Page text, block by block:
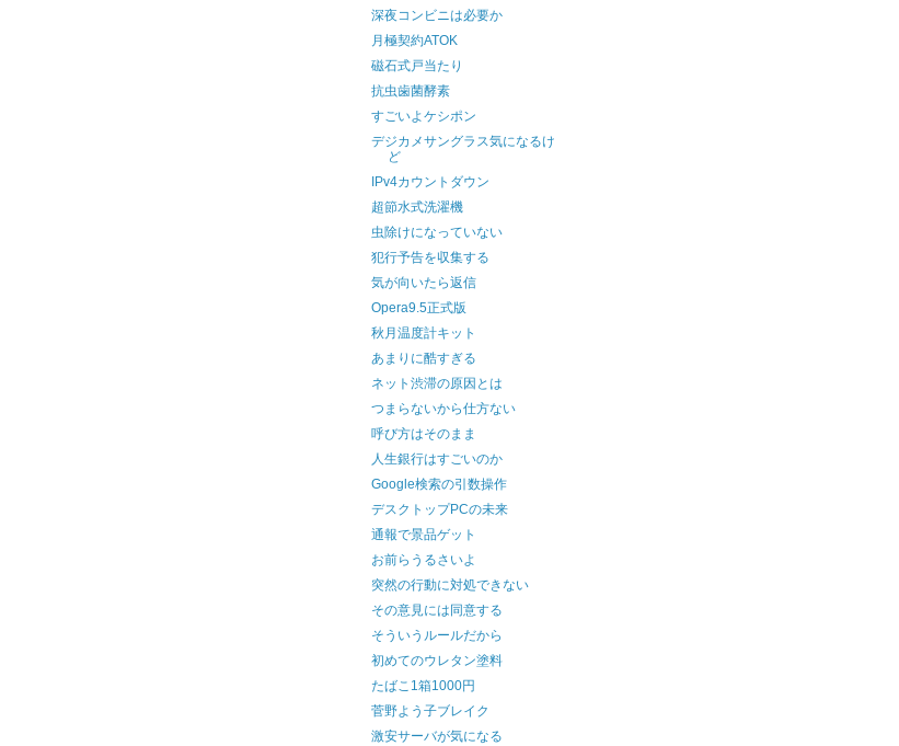
深夜コンビニは必要か
月極契約ATOK
磁石式戸当たり
抗虫歯菌酵素
すごいよケシポン
デジカメサングラス気になるけ
ど
IPv4カウントダウン
超節水式洗濯機
虫除けになっていない
犯行予告を収集する
気が向いたら返信
Opera9.5正式版
秋月温度計キット
あまりに酷すぎる
ネット渋滞の原因とは
つまらないから仕方ない
呼び方はそのまま
人生銀行はすごいのか
Google検索の引数操作
デスクトップPCの未来
通報で景品ゲット
お前らうるさいよ
突然の行動に対処できない
その意見には同意する
そういうルールだから
初めてのウレタン塗料
たばこ1箱1000円
菅野よう子ブレイク
激安サーバが気になる